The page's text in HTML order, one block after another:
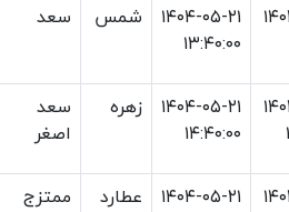
۱۴۰۴-۰۵-۲۱
۱۳:۴۰:۰۰
شمس سعد
۱۴۰۴-۰۵-۲۱
۱۴:۴۰:۰۰
زهره
سعد
اصغر
۱۴۰۴-۰۵-۲۱
عطارد
ممتزج